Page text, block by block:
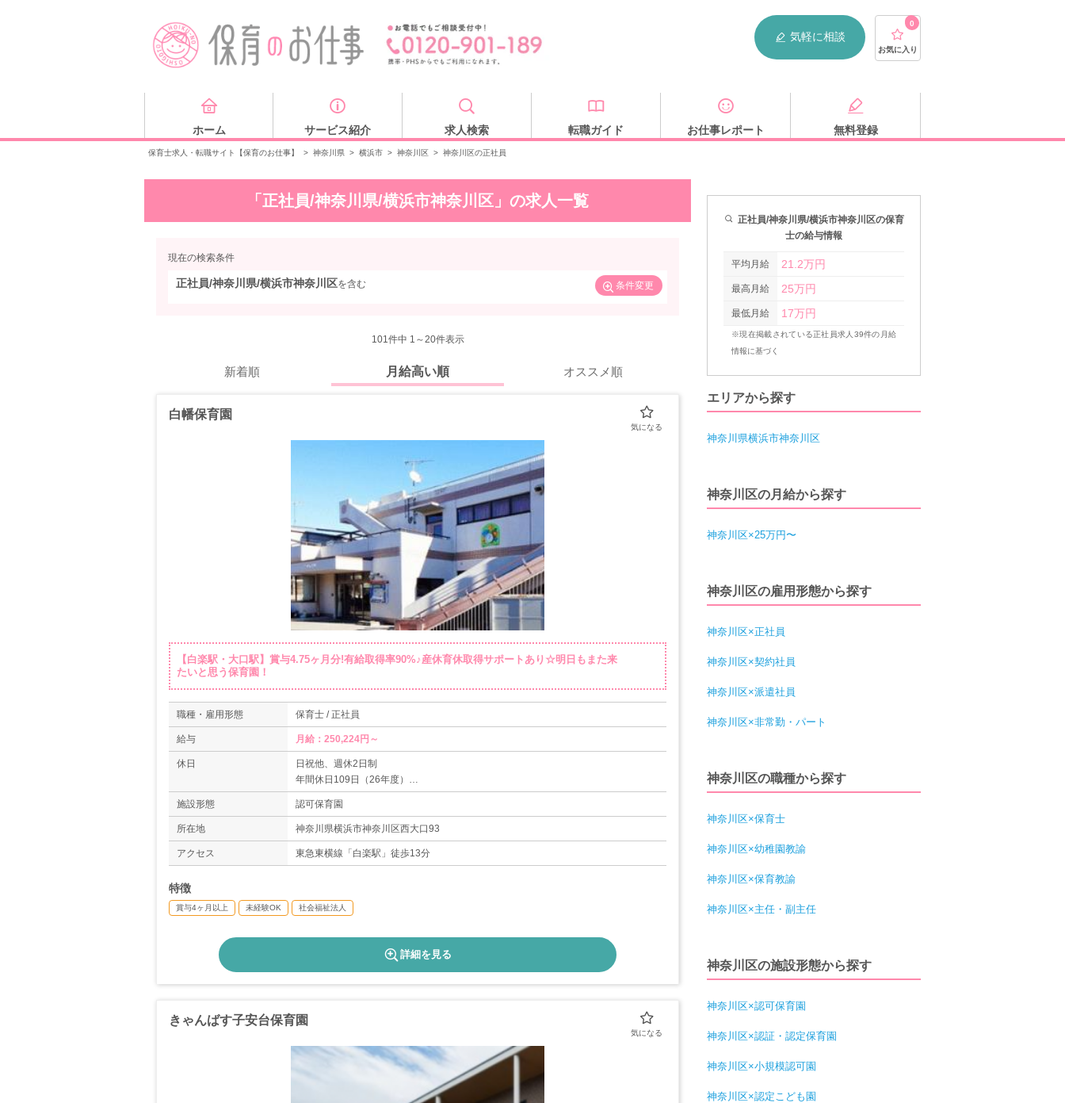
気軽に相談
0
お気に入り
ホーム サービス紹介 求人検索 転職ガイド お仕事レポート 無料登録
保育士求人・転職サイト【保育のお仕事】 > 神奈川県 > 横浜市 > 神奈川区 > 神奈川区の正社員
「正社員/神奈川県/横浜市神奈川区」の求人一覧
現在の検索条件
正社員/神奈川県/横浜市神奈川区を含む 条件変更
101件中 1～20件表示
新着順 月給高い順 オススメ順
白幡保育園
【白楽駅・大口駅】賞与4.75ヶ月分!有給取得率90%♪産休育休取得サポートあり☆明日もまた来
たいと思う保育園！
職種・雇用形態 保育士 / 正社員
給与 月給：250,224円～
休日
日祝他、週休2日制
年間休日109日（26年度）
有給休暇（6ヶ月経過後10日）
年末年始12/29～1/3
夏期休暇3日間
施設形態 認可保育園
所在地 神奈川県横浜市神奈川区西大口93
アクセス 東急東横線「白楽駅」徒歩13分
特徴
賞与4ヶ月以上 未経験OK 社会福祉法人
詳細を見る
きゃんばす子安台保育園
正社員/神奈川県/横浜市神奈川区の保育
士の給与情報
平均月給 21.2万円
最高月給 25万円
最低月給 17万円
※現在掲載されている正社員求人39件の月給
情報に基づく
エリアから探す
神奈川県横浜市神奈川区
神奈川区の月給から探す
神奈川区×25万円〜
神奈川区の雇用形態から探す
神奈川区×正社員
神奈川区×契約社員
神奈川区×派遣社員
神奈川区×非常勤・パート
神奈川区の職種から探す
神奈川区×保育士
神奈川区×幼稚園教諭
神奈川区×保育教諭
神奈川区×主任・副主任
神奈川区の施設形態から探す
神奈川区×認可保育園
神奈川区×認証・認定保育園
神奈川区×小規模認可園
神奈川区×認定こども園